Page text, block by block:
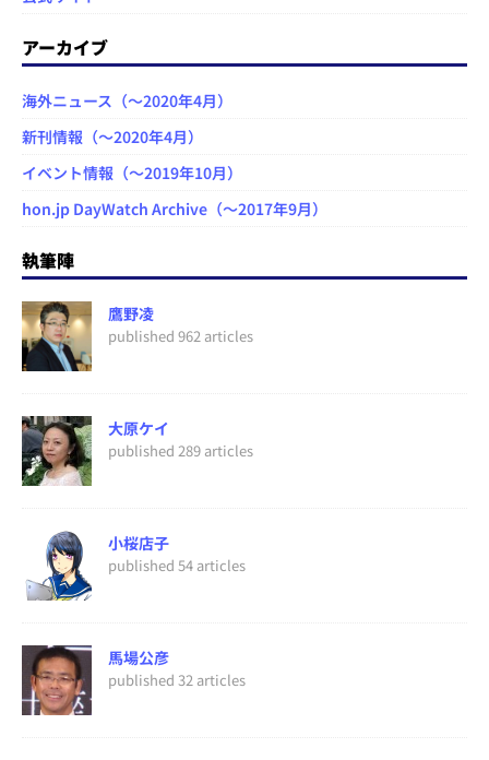
アーカイブ
海外ニュース（～2020年4月）
新刊情報（～2020年4月）
イベント情報（～2019年10月）
hon.jp DayWatch Archive（～2017年9月）
執筆陣
鷹野凌
published 962 articles
大原ケイ
published 289 articles
小桜店子
published 54 articles
馬場公彦
published 32 articles